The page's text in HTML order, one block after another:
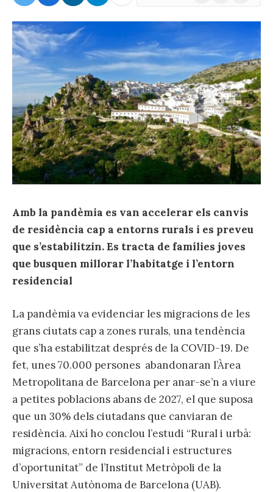
Amb la pandèmia es van accelerar els canvis
de residència cap a entorns rurals i es preveu
que s’estabilitzin. Es tracta de famílies joves
que busquen millorar l’habitatge i l’entorn
residencial
La pandèmia va evidenciar les migracions de les
grans ciutats cap a zones rurals, una tendència
que s’ha estabilitzat després de la COVID-19. De
fet, unes 70.000 persones abandonaran l’Àrea
Metropolitana de Barcelona per anar-se’n a viure
a petites poblacions abans de 2027, el que suposa
que un 30% dels ciutadans que canviaran de
residència. Així ho conclou l’estudi “Rural i urbà:
migracions, entorn residencial i estructures
d’oportunitat” de l’Institut Metròpoli de la
Universitat Autònoma de Barcelona (UAB).